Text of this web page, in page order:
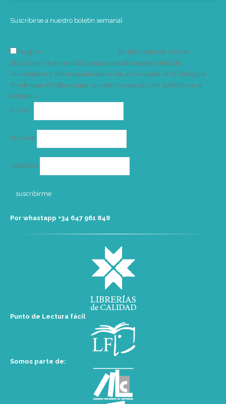
Suscribirse a nuestro boletín semanal
Acepto
Su dirección de correo
electrónico solo se utiliza para enviarle nuestro boletín
informativo e información sobre las actividades de la Vorágine.
Puede usar el enlace para cancelar la suscripción incluido en el
boletín. >
E-mail*
Nombre
Apellidos
Por whastapp +34 ‭647 961 848‬
Punto de Lectura fácil
Somos parte de: